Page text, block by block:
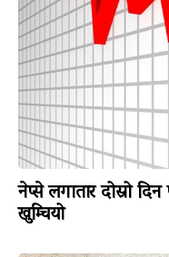
नेप्से लगातार दोस्रो
खुम्चियो